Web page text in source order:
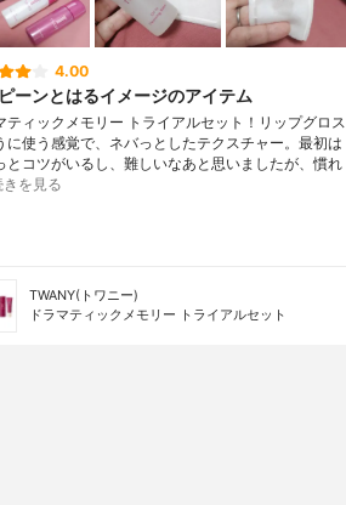
4.00
ーンとはるイメージのアイテム
ティックメモリー トライアルセット！リップグロス
に使う感覚で、ネバっとしたテクスチャー。最初は
とコツがいるし、難しいなあと思いましたが、慣れ
きを見る
TWANY(トワニー)
ドラマティックメモリー トライアルセット